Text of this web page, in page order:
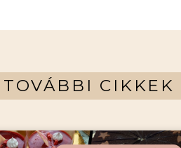
TOVÁBBI CIKKEK